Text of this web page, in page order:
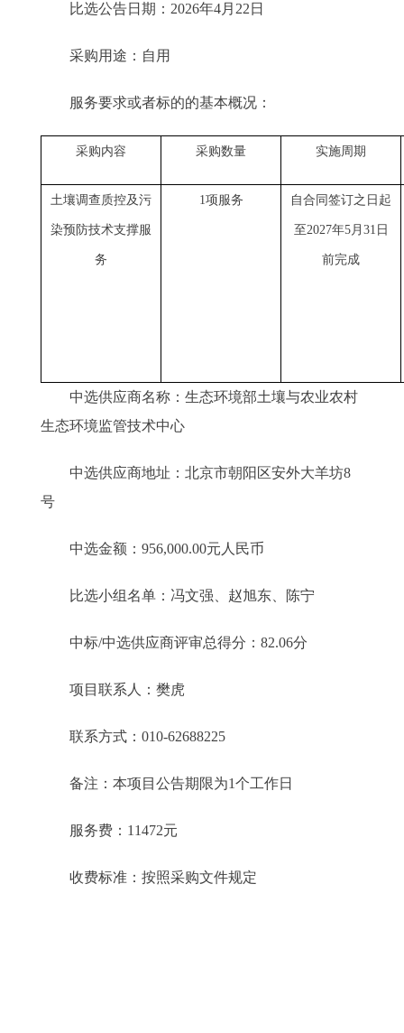
比选公告日期：2026年4月22日
采购用途：自用
服务要求或者标的的基本概况：
采购内容 采购数量 实施周期
土壤调查质控及污
染预防技术支撑服
务
1项服务 自合同签订之日起
至2027年5月 31 日
前完成
中选供应商名称：生态环境部土壤与农业农村
生态环境监管技术中心
中选供应商地址：北京市朝阳区安外大羊坊8
号
中选金额：956,000.00元人民币
比选小组名单：冯文强、赵旭东、陈宁
中标/中选供应商评审总得分：82.06分
项目联系人：樊虎
联系方式：010-62688225
备注：本项目公告期限为1个工作日
服务费：11472元
收费标准：按照采购文件规定